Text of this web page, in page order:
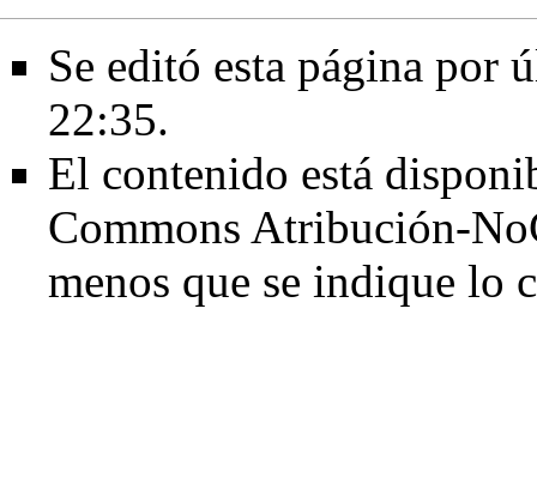
Se editó esta página por
22:35.
El contenido está
Commons Atribución-
menos que se indique lo